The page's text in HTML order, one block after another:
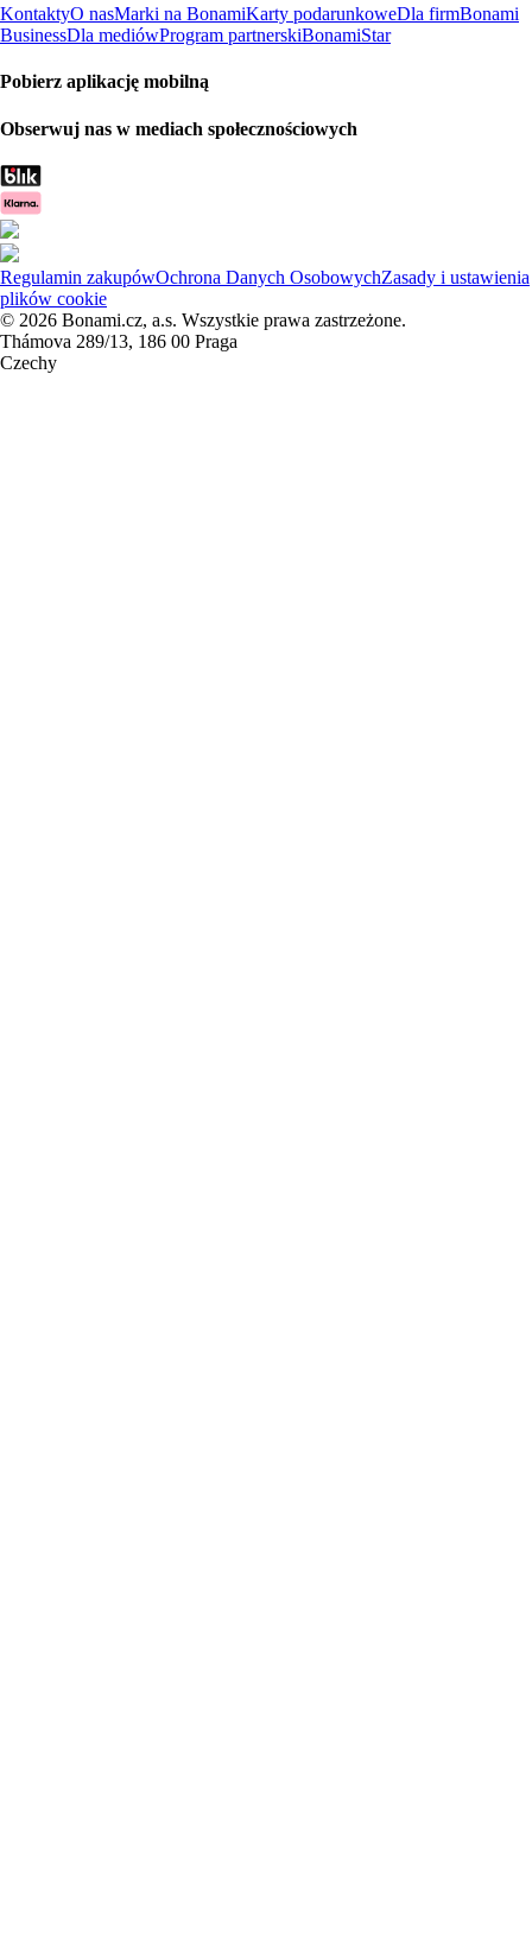
KontaktyO nasMarki na BonamiKarty podarunkoweDla firmBonami
BusinessDla mediówProgram partnerskiBonamiStar
Pobierz aplikację mobilną
Obserwuj nas w mediach społecznościowych
Regulamin zakupówOchrona Danych OsobowychZasady i ustawienia
plików cookie
© 2026 Bonami.cz, a.s. Wszystkie prawa zastrzeżone.
Thámova 289/13, 186 00 Praga
Czechy